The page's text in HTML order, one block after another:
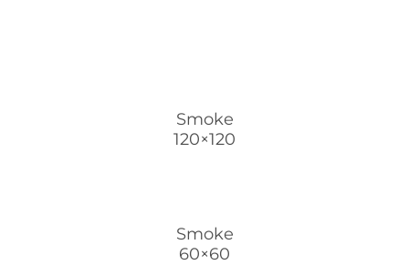
Smoke
120×120
Smoke
60×60